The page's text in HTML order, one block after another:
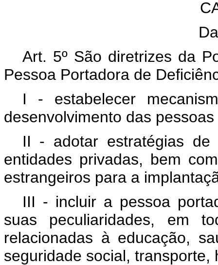
Art. 5º São diretrizes da
Pessoa Portadora de
I - estabelecer
desenvolvimento das
II - adotar estratégias de
entidades privadas, bem
estrangeiros para a
III - incluir a pessoa
suas peculiaridades, em
relacionadas à educação,
seguridade social,